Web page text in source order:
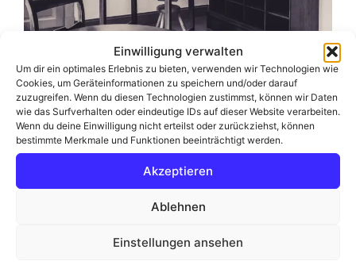
Einwilligung verwalten
Um dir ein optimales Erlebnis zu bieten, verwenden wir Technologien wie
Cookies, um Geräteinformationen zu speichern und/oder darauf
zuzugreifen. Wenn du diesen Technologien zustimmst, können wir Daten
wie das Surfverhalten oder eindeutige IDs auf dieser Website verarbeiten.
Wenn du deine Einwilligung nicht erteilst oder zurückziehst, können
bestimmte Merkmale und Funktionen beeinträchtigt werden.
Akzeptieren
Ablehnen
Einstellungen ansehen
Theodor Storm (1866–67)